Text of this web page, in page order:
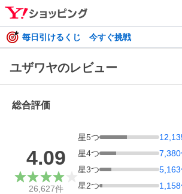
毎日引けるくじ 今すぐ挑戦
ユザワヤのレビュー
総合評価
4.09
26,627件
星5つ
星4つ 7,380
星3つ 5,163
星2つ 1,158